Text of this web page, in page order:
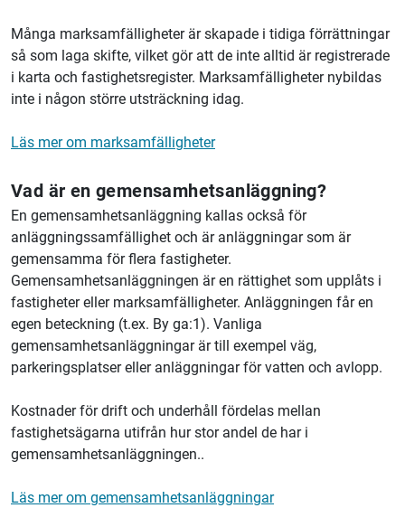
Många marksamfälligheter är skapade i tidiga förrättningar
så som laga skifte, vilket gör att de inte alltid är registrerade
i karta och fastighetsregister. Marksamfälligheter nybildas
inte i någon större utsträckning idag.
Läs mer om marksamfälligheter
Vad är en gemensamhetsanläggning?
En gemensamhetsanläggning kallas också för
anläggningssamfällighet och är anläggningar som är
gemensamma för flera fastigheter.
Gemensamhetsanläggningen är en rättighet som upplåts i
fastigheter eller marksamfälligheter. Anläggningen får en
egen beteckning (t.ex. By ga:1). Vanliga
gemensamhetsanläggningar är till exempel väg,
parkeringsplatser eller anläggningar för vatten och avlopp.
Kostnader för drift och underhåll fördelas mellan
fastighetsägarna utifrån hur stor andel de har i
gemensamhetsanläggningen..
Läs mer om gemensamhetsanläggningar